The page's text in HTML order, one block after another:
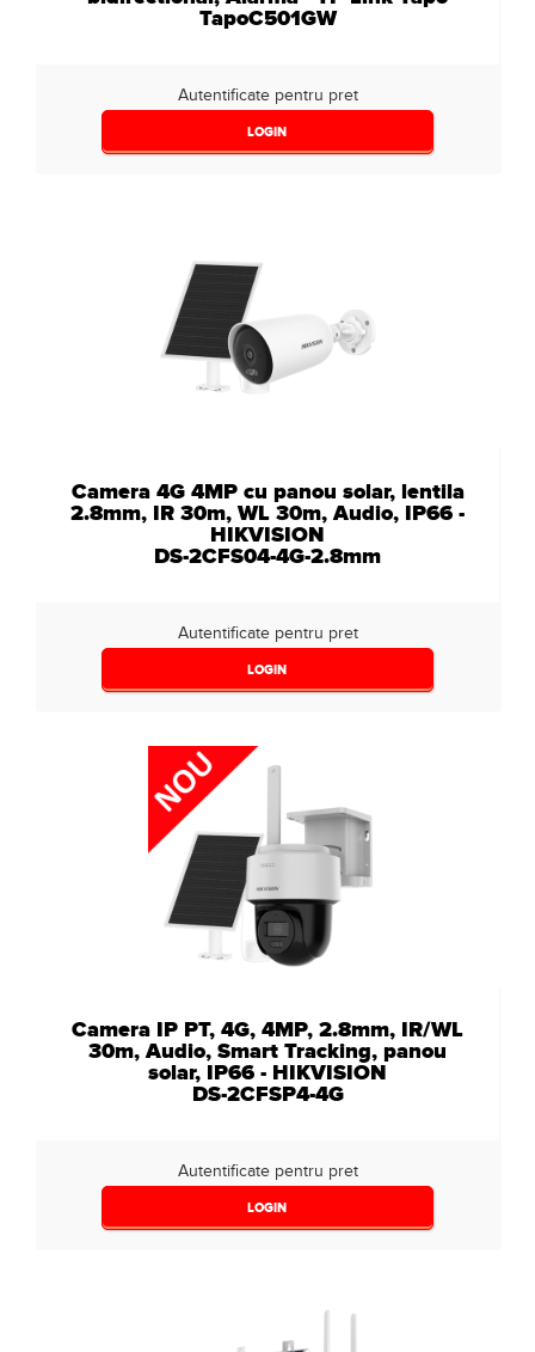
TapoC501GW
Autentificate pentru pret
LOGIN
Camera 4G 4MP cu panou solar, lentila
2.8mm, IR 30m, WL 30m, Audio, IP66 -
HIKVISION
DS-2CFS04-4G-2.8mm
Autentificate pentru pret
LOGIN
Camera IP PT, 4G, 4MP, 2.8mm, IR/WL
30m, Audio, Smart Tracking, panou
solar, IP66 - HIKVISION
DS-2CFSP4-4G
Autentificate pentru pret
LOGIN